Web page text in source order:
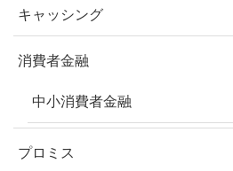
キャッシング
消費者金融
中小消費者金融
プロミス